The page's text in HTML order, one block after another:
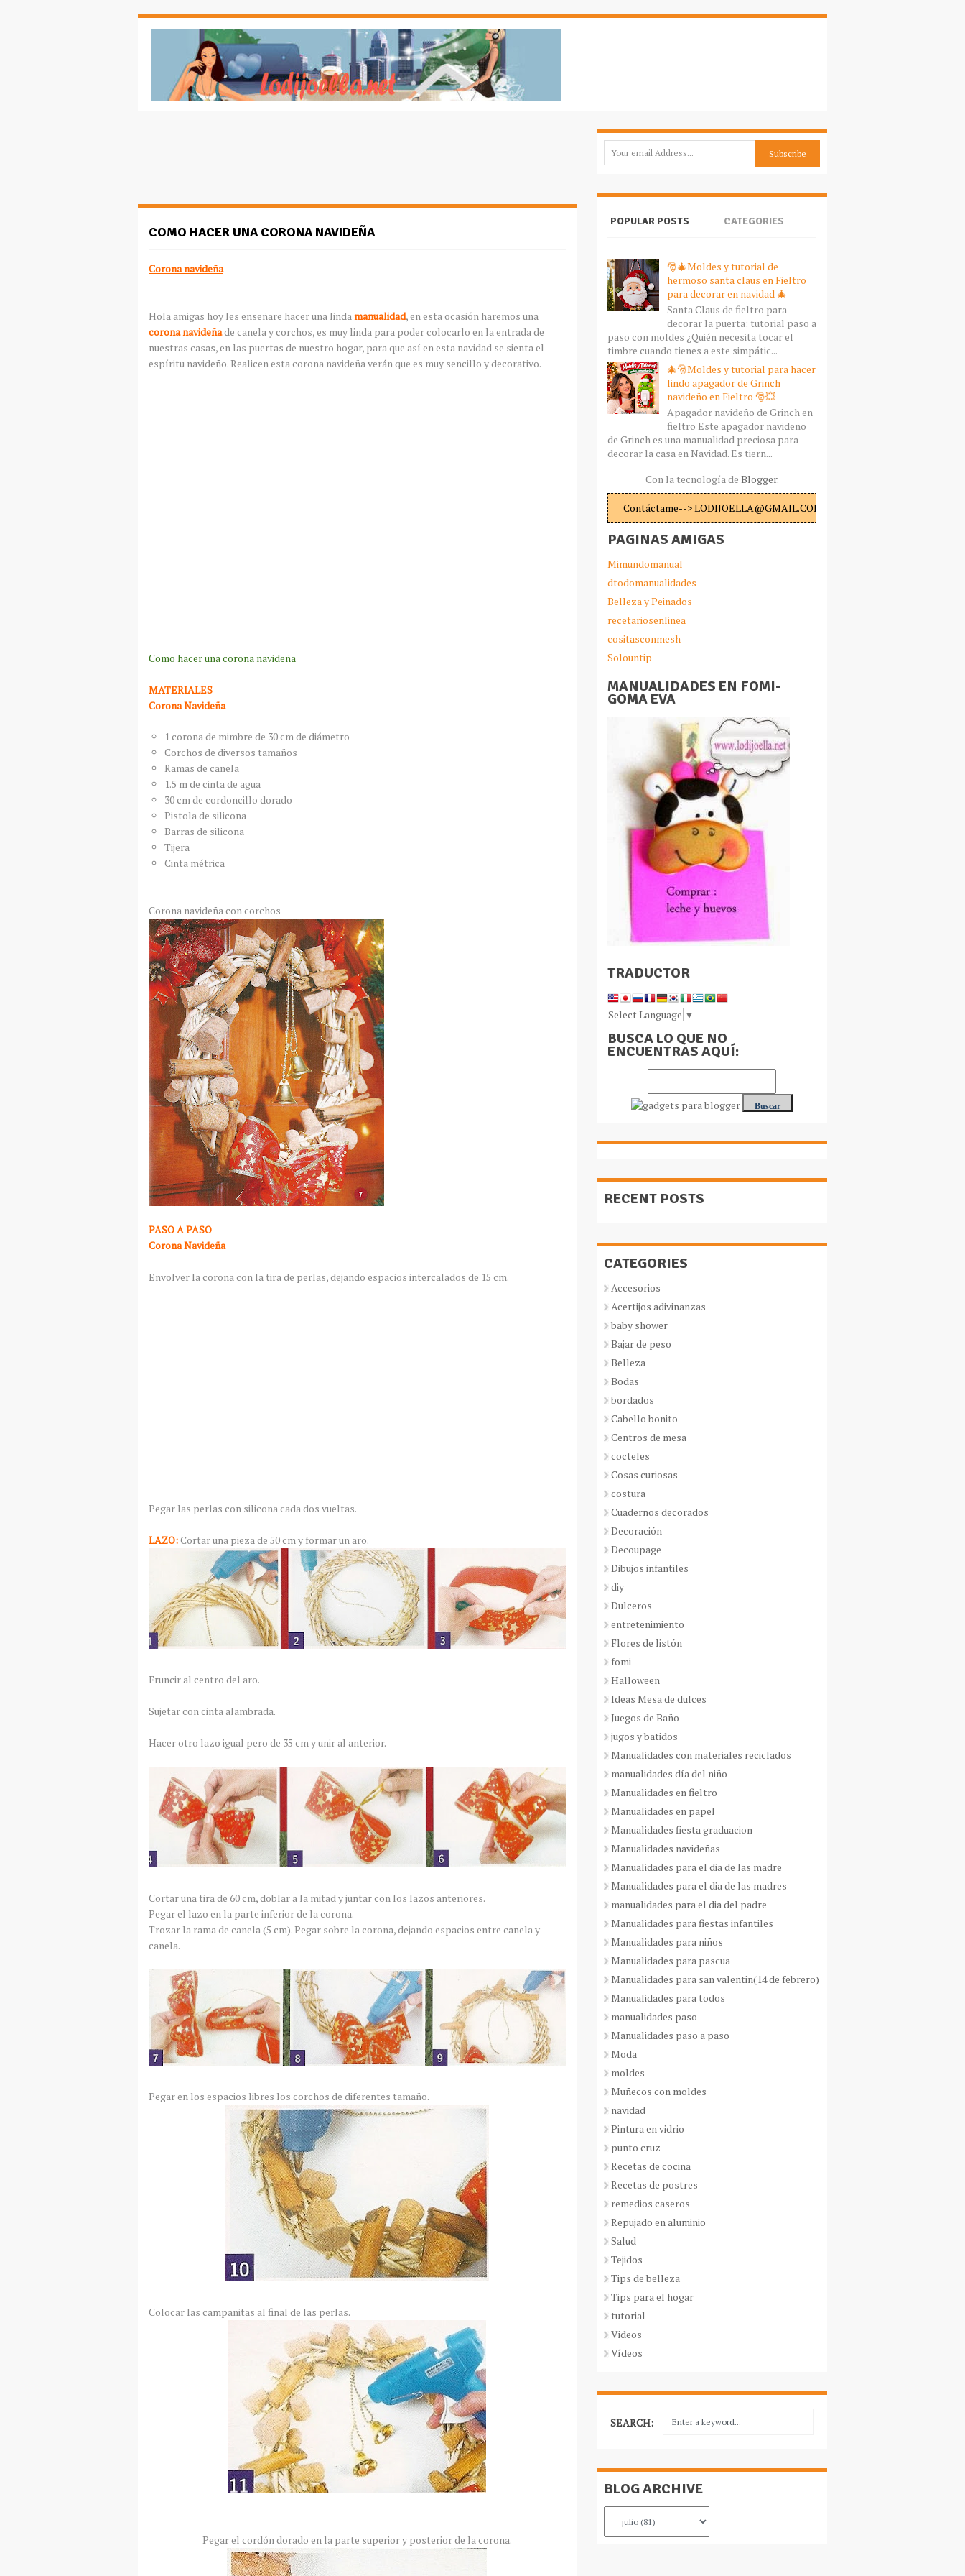
COMO HACER UNA CORONA NAVIDEÑA
Corona navideña
Hola amigas hoy les enseñare hacer una lindamanualidad, en esta ocasión haremos una
corona navideñade canela y corchos, es muy linda para poder colocarlo en la entrada de
nuestras casas, en las puertas de nuestro hogar, para que así en esta navidad se sienta el
espíritu navideño. Realicen esta corona navideña verán que es muy sencillo y decorativo.
Como hacer una corona navideña
MATERIALES
Corona Navideña
1 corona de mimbre de 30 cm de diámetro
Corchos de diversos tamaños
Ramas de canela
1.5 m de cinta de agua
30 cm de cordoncillo dorado
Pistola de silicona
Barras de silicona
Tijera
Cinta métrica
Corona navideña con corchos
PASO A PASO
Corona Navideña
Envolver la corona con la tira de perlas, dejando espacios intercalados de 15 cm.
Pegar las perlas con silicona cada dos vueltas.
LAZO:Cortar una pieza de 50 cm y formar un aro.
Fruncir al centro del aro.
Sujetar con cinta alambrada.
Hacer otro lazo igual pero de 35 cm y unir al anterior.
Cortar una tira de 60 cm, doblar a la mitad y juntar con los lazos anteriores.
Pegar el lazo en la parte inferior de la corona.
Trozar la rama de canela (5 cm). Pegar sobre la corona, dejando espacios entre canela y
canela.
Pegar en los espacios libres los corchos de diferentes tamaño.
Colocar las campanitas al final de las perlas.
Pegar el cordón dorado en la parte superior y posterior de la corona.
POPULAR POSTS CATEGORIES
🎅🎄Moldes y tutorial de
hermoso santa claus en Fieltro
para decorar en navidad 🎄
Santa Claus de fieltro para
decorar la puerta: tutorial paso a
paso con moldes ¿Quién necesita tocar el
timbre cuando tienes a este simpátic...
🎄🎅Moldes y tutorial para hacer
lindo apagador de Grinch
navideño en Fieltro 🎅💥
Apagador navideño de Grinch en
fieltro Este apagador navideño
de Grinch es una manualidad preciosa para
decorar la casa en Navidad. Es tiern...
Con la tecnología de Blogger.
Contáctame--> LODIJOELLA@GMAIL.COM
PAGINAS AMIGAS
Mimundomanual
dtodomanualidades
Belleza y Peinados
recetariosenlinea
cositasconmesh
Solountip
MANUALIDADES EN FOMI-
GOMA EVA
TRADUCTOR
Select Language ▼
BUSCA LO QUE NO
ENCUENTRAS AQUÍ:
RECENT POSTS
CATEGORIES
Accesorios
Acertijos adivinanzas
baby shower
Bajar de peso
Belleza
Bodas
bordados
Cabello bonito
Centros de mesa
cocteles
Cosas curiosas
costura
Cuadernos decorados
Decoración
Decoupage
Dibujos infantiles
diy
Dulceros
entretenimiento
Flores de listón
fomi
Halloween
Ideas Mesa de dulces
Juegos de Baño
jugos y batidos
Manualidades con materiales reciclados
manualidades día del niño
Manualidades en fieltro
Manualidades en papel
Manualidades fiesta graduacion
Manualidades navideñas
Manualidades para el dia de las madre
Manualidades para el dia de las madres
manualidades para el dia del padre
Manualidades para fiestas infantiles
Manualidades para niños
Manualidades para pascua
Manualidades para san valentin(14 de febrero)
Manualidades para todos
manualidades paso
Manualidades paso a paso
Moda
moldes
Muñecos con moldes
navidad
Pintura en vidrio
punto cruz
Recetas de cocina
Recetas de postres
remedios caseros
Repujado en aluminio
Salud
Tejidos
Tips de belleza
Tips para el hogar
tutorial
Videos
Vídeos
SEARCH:
BLOG ARCHIVE